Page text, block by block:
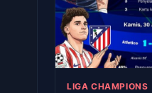
LIGA CHAMPIONS